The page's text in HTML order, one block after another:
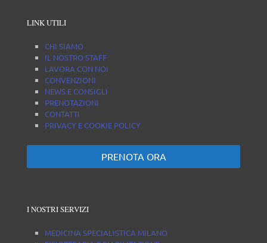
LINK UTILI
CHI SIAMO
IL NOSTRO STAFF
LAVORA CON NOI
CONVENZIONI
NEWS E CONSIGLI
PRENOTAZIONI
CONTATTI
PRIVACY E COOKIE POLICY
PRENOTA ORA
I NOSTRI SERVIZI
MEDICINA SPECIALISTICA MILANO